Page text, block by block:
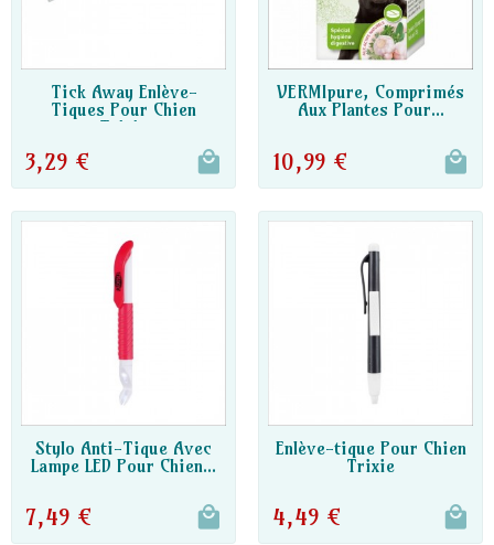
DISPO PARTENAIRE
Tick Away Enlève-
Tiques Pour Chien
Trixie
3,29 €
DISPO PARTENAIRE
VERMIpure, Comprimés
Aux Plantes Pour...
10,99 €
DISPO PARTENAIRE
Stylo Anti-Tique Avec
Lampe LED Pour Chien...
7,49 €
DISPO PARTENAIRE
Enlève-tique Pour Chien
Trixie
4,49 €